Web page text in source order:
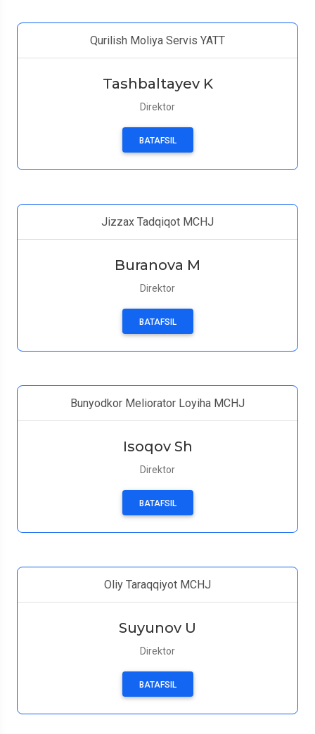
Qurilish Moliya Servis YATT
Tashbaltayev K
Direktor
BATAFSIL
Jizzax Tadqiqot MCHJ
Buranova M
Direktor
BATAFSIL
Bunyodkor Meliorator Loyiha MCHJ
Isoqov Sh
Direktor
BATAFSIL
Oliy Taraqqiyot MCHJ
Suyunov U
Direktor
BATAFSIL